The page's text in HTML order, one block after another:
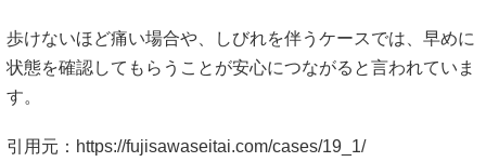
歩けないほど痛い場合や、しびれを伴うケースでは、早めに
状態を確認してもらうことが安心につながると言われていま
す。
引用元： https://fujisawaseitai.com/cases/19_1/